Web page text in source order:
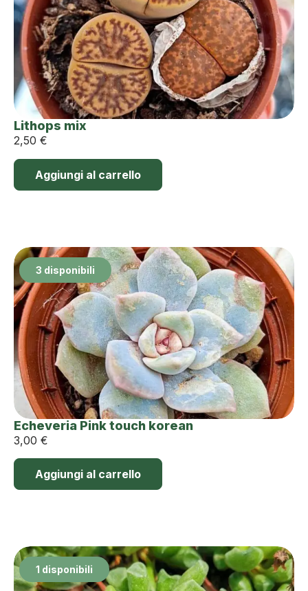
Lithops mix
2,50 €
Aggiungi al carrello
3 disponibili
Echeveria Pink touch korean
3,00 €
Aggiungi al carrello
1 disponibili